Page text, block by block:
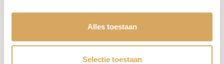
Alles toestaan
Selectie toestaan
Leveringsvoorwaarden